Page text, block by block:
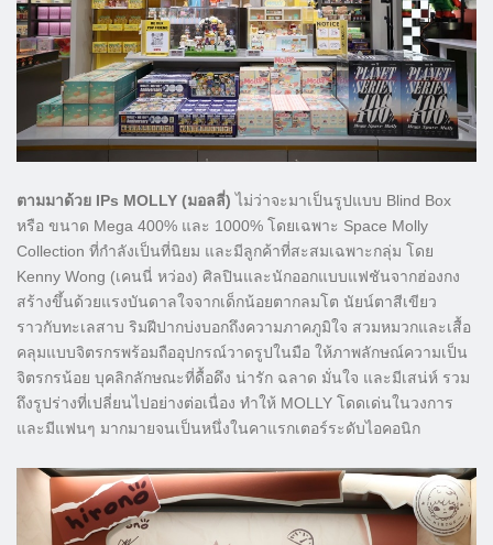
ตามมาด้วย IPs MOLLY (มอลลี่)ไม่ว่าจะมาเป็นรูปแบบ Blind Box
หรือ ขนาด Mega 400% และ 1000% โดยเฉพาะ Space Molly
Collection ที่กำลังเป็นที่นิยม และมีลูกค้าที่สะสมเฉพาะกลุ่ม โดย
Kenny Wong (เคนนี่ หว่อง) ศิลปินและนักออกแบบแฟชันจากฮ่องกง
สร้างขึ้นด้วยแรงบันดาลใจจากเด็กน้อยตากลมโต นัยน์ตาสีเขียว
ราวกับทะเลสาบ ริมฝีปากบ่งบอกถึงความภาคภูมิใจ สวมหมวกและเสื้อ
คลุมแบบจิตรกรพร้อมถืออุปกรณ์วาดรูปในมือ ให้ภาพลักษณ์ความเป็น
จิตรกรน้อย บุคลิกลักษณะที่ดื้อดึง น่ารัก ฉลาด มั่นใจ และมีเสน่ห์ รวม
ถึงรูปร่างที่เปลี่ยนไปอย่างต่อเนื่อง ทำให้ MOLLY โดดเด่นในวงการ
และมีแฟนๆ มากมายจนเป็นหนึ่งในคาแรกเตอร์ระดับไอคอนิก